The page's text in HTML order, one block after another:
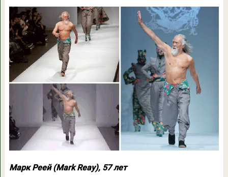
Марк Реей (Mark Reay), 57 лет